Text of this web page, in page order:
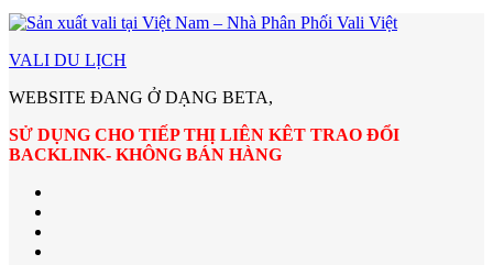
VALI DU LỊCH
WEBSITE ĐANG Ở DẠNG BETA,
SỬ DỤNG CHO TIẾP THỊ LIÊN KÊT TRAO ĐỔI
BACKLINK- KHÔNG BÁN HÀNG